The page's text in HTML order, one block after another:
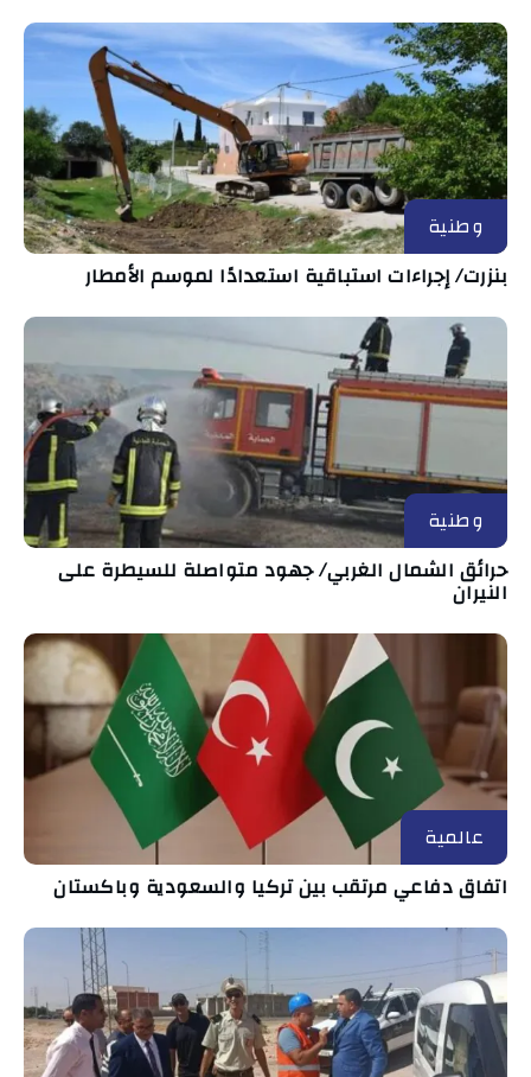
وطنية
بنزرت/ إجراءات استباقية استعدادًا لموسم الأمطار
وطنية
حرائق الشمال الغربي/ جهود متواصلة للسيطرة على
النيران
عالمية
اتفاق دفاعي مرتقب بين تركيا والسعودية وباكستان